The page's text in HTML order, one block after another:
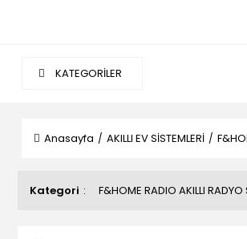
KATEGORİLER
Anasayfa AKILLI EV SİSTEMLERİ
Kategori F&HOME RADIO AKILLI RADYO